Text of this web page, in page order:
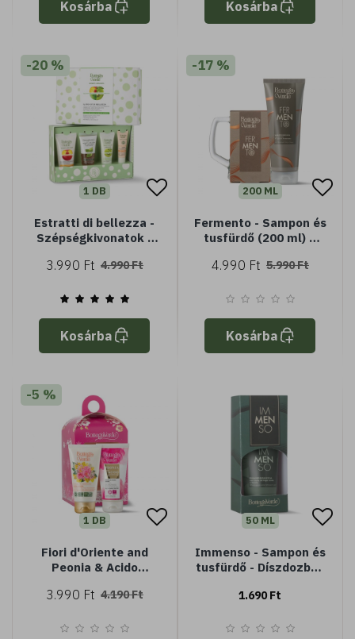
Kosárba Kosárba
-20 %
1 DB
Estratti di bellezza -
Szépségkivonatok -
3.990 Ft 4.990 Ft
Kosárba
-17 %
200 ML
Fermento - Sampon és
tusfürdő (200 ml) +
4.990 Ft 5.990 Ft
Kosárba
-5 %
1 DB
Fiori d'Oriente and
Peonia & Acido
3.990 Ft 4.190 Ft
50 ML
Immenso - Sampon és
tusfürdő - Díszdozban
1.690 Ft